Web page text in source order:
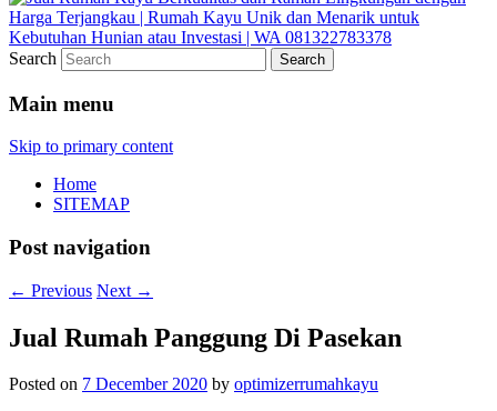
Search
Main menu
Skip to primary content
Home
SITEMAP
Post navigation
← Previous Next →
Jual Rumah Panggung Di Pasekan
Posted on 7 December 2020 by optimizerrumahkayu